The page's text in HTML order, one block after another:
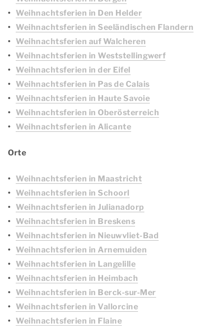
Weihnachtsferien in Den Helder
Weihnachtsferien in Seeländischen Flandern
Weihnachtsferien auf Walcheren
Weihnachtsferien in Weststellingwerf
Weihnachtsferien in der Eifel
Weihnachtsferien in Pas de Calais
Weihnachtsferien in Haute Savoie
Weihnachtsferien in Oberösterreich
Weihnachtsferien in Alicante
Orte
Weihnachtsferien in Maastricht
Weihnachtsferien in Schoorl
Weihnachtsferien in Julianadorp
Weihnachtsferien in Breskens
Weihnachtsferien in Nieuwvliet-Bad
Weihnachtsferien in Arnemuiden
Weihnachtsferien in Langelille
Weihnachtsferien in Heimbach
Weihnachtsferien in Berck-sur-Mer
Weihnachtsferien in Vallorcine
Weihnachtsferien in Flaine